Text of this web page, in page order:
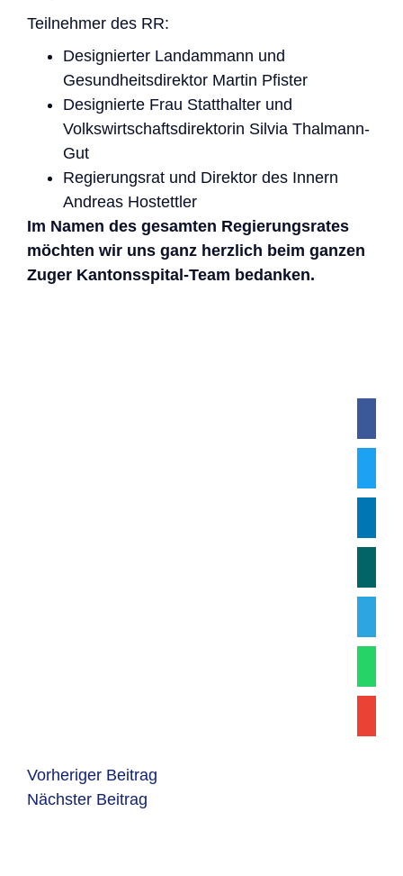
Teilnehmer des RR:
Designierter Landammann und
Gesundheitsdirektor Martin Pfister
Designierte Frau Statthalter und
Volkswirtschaftsdirektorin Silvia Thalmann-
Gut
Regierungsrat und Direktor des Innern
Andreas Hostettler
Im Namen des gesamten Regierungsrates
möchten wir uns ganz herzlich beim ganzen
Zuger Kantonsspital-Team bedanken.
Vorheriger Beitrag
Nächster Beitrag